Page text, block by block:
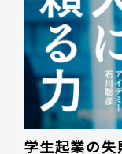
学生起業の失